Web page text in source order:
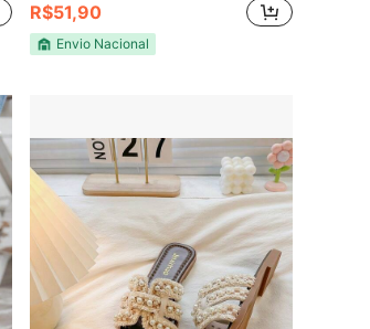
R$51,90
Envio Nacional